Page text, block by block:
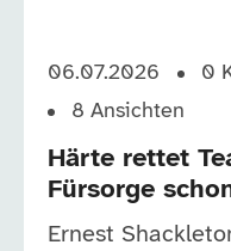
06.07.2026 0
8 Ansichten
Härte rettet
Fürsorge
Ernest